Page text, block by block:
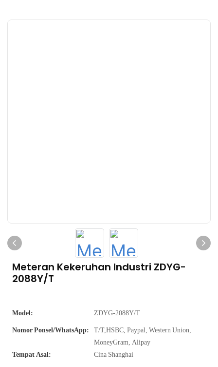
Meteran Kekeruhan Industri ZDYG-
2088Y/T
Model: ZDYG-2088Y/T
Nomor Ponsel/WhatsApp:
T/T,HSBC, Paypal, Western Union,
MoneyGram, Alipay
Tempat Asal:
Cina Shanghai